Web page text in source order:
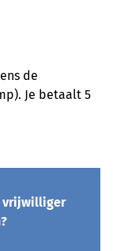
de
Je betaalt 5
vrijwilliger